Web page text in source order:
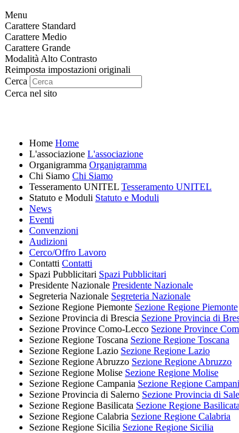
Menu
Carattere Standard
Carattere Medio
Carattere Grande
Modalità Alto Contrasto
Reimposta impostazioni originali
Cerca
Cerca nel sito
Home Home
L'associazione L'associazione
Organigramma Organigramma
Chi Siamo Chi Siamo
Tesseramento UNITEL Tesseramento UNITEL
Statuto e Moduli Statuto e Moduli
News
Eventi
Convenzioni
Audizioni
Cerco/Offro Lavoro
Contatti Contatti
Spazi Pubblicitari Spazi Pubblicitari
Presidente Nazionale Presidente Nazionale
Segreteria Nazionale Segreteria Nazionale
Sezione Regione Piemonte Sezione Regione Piemonte
Sezione Provincia di Brescia Sezione Provincia di
Sezione Province Como-Lecco Sezione Province
Sezione Regione Toscana Sezione Regione Toscana
Sezione Regione Lazio Sezione Regione Lazio
Sezione Regione Abruzzo Sezione Regione Abruzzo
Sezione Regione Molise Sezione Regione Molise
Sezione Regione Campania Sezione Regione
Sezione Provincia di Salerno Sezione Provincia di
Sezione Regione Basilicata Sezione Regione Basilicata
Sezione Regione Calabria Sezione Regione Calabria
Sezione Regione Sicilia Sezione Regione Sicilia